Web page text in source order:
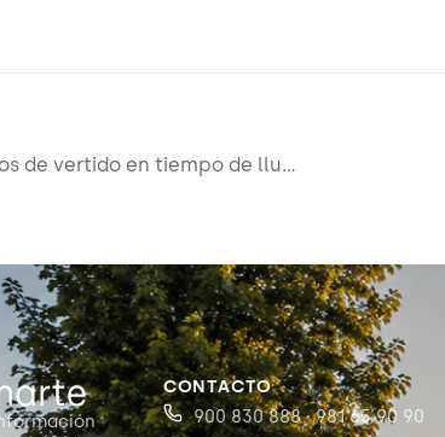
A022 Actuaciones en puntos de vertido en tiempo de lluvia desde la red de colectores de saneamiento al río Seixedo y embalse de Rexedoiro (Sabón)
CONTACTO
900 830 888 · 981 65 90 90